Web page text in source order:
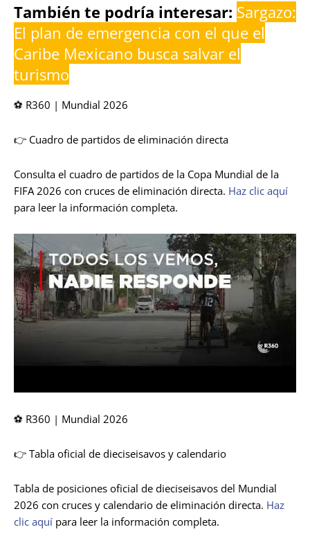
También te podría interesar: Sargazo:
El plan de emergencia con el que el
Caribe Mexicano busca salvar el
turismo
⚽ R360 | Mundial 2026
👉 Cuadro de partidos de eliminación directa
Consulta el cuadro de partidos de la Copa Mundial de la
FIFA 2026 con cruces de eliminación directa. Haz clic aquí
para leer la información completa.
⚽ R360 | Mundial 2026
👉 Tabla oficial de dieciseisavos y calendario
Tabla de posiciones oficial de dieciseisavos del Mundial
2026 con cruces y calendario de eliminación directa. Haz
clic aquí para leer la información completa.